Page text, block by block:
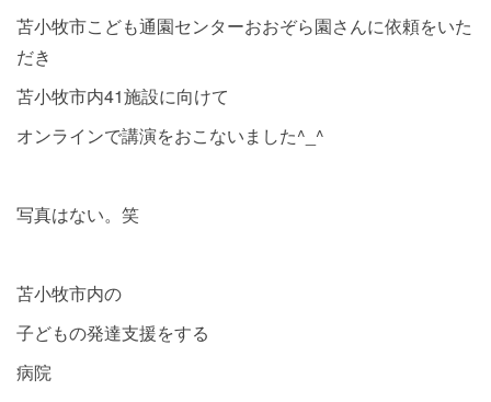
苫小牧市こども通園センターおおぞら園さんに依頼をいた
だき
苫小牧市内41施設に向けて
オンラインで講演をおこないました^_^
写真はない。笑
苫小牧市内の
子どもの発達支援をする
病院